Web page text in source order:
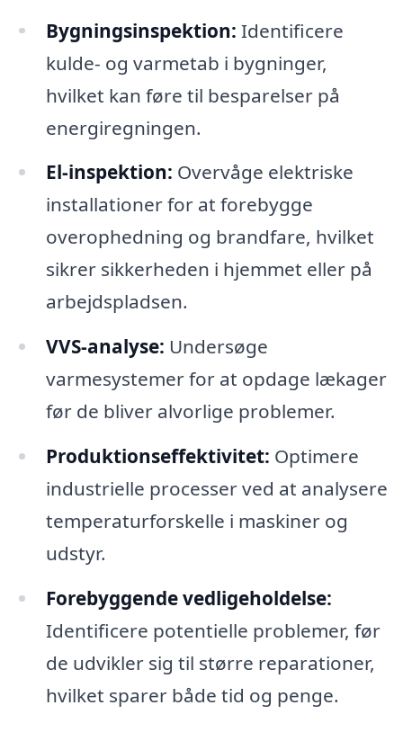
Bygningsinspektion: Identificere
kulde- og varmetab i bygninger,
hvilket kan føre til besparelser på
energiregningen.
El-inspektion: Overvåge elektriske
installationer for at forebygge
overophedning og brandfare, hvilket
sikrer sikkerheden i hjemmet eller på
arbejdspladsen.
VVS-analyse: Undersøge
varmesystemer for at opdage lækager
før de bliver alvorlige problemer.
Produktionseffektivitet: Optimere
industrielle processer ved at analysere
temperaturforskelle i maskiner og
udstyr.
Forebyggende vedligeholdelse:
Identificere potentielle problemer, før
de udvikler sig til større reparationer,
hvilket sparer både tid og penge.